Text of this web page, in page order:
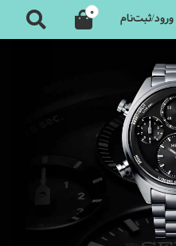
ورود/ثبت‌نام 0